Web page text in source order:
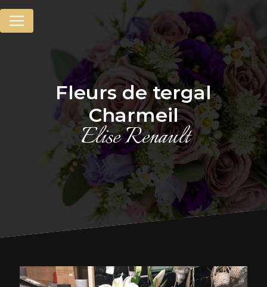
fleurs de tergal
Charmeil
Elise Renault
Panneau de gestion des cookies